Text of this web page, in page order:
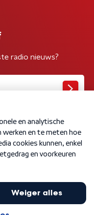
radio nieuws?